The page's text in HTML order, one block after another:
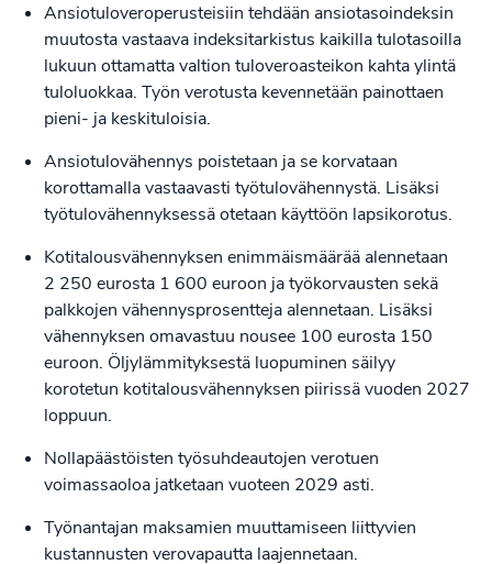
Ansiotuloveroperusteisiin tehdään ansiotasoindeksin
muutosta vastaava indeksitarkistus kaikilla tulotasoilla
lukuun ottamatta valtion tuloveroasteikon kahta ylintä
tuloluokkaa. Työn verotusta kevennetään painottaen
pieni- ja keskituloisia.
Ansiotulovähennys poistetaan ja se korvataan
korottamalla vastaavasti työtulovähennystä. Lisäksi
työtulovähennyksessä otetaan käyttöön lapsikorotus.
Kotitalousvähennyksen enimmäismäärää alennetaan
2 250 eurosta 1 600 euroon ja työkorvausten sekä
palkkojen vähennysprosentteja alennetaan. Lisäksi
vähennyksen omavastuu nousee 100 eurosta 150
euroon. Öljylämmityksestä luopuminen säilyy
korotetun kotitalousvähennyksen piirissä vuoden 2027
loppuun.
Nollapäästöisten työsuhdeautojen verotuen
voimassaoloa jatketaan vuoteen 2029 asti.
Työnantajan maksamien muuttamiseen liittyvien
kustannusten verovapautta laajennetaan.